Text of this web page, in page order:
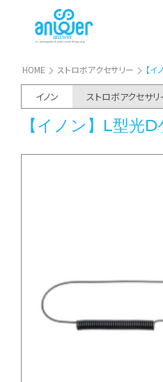
HOME ストロボアクセサリー 【イ
イノン ストロボアクセサリ
【イノン】L型光